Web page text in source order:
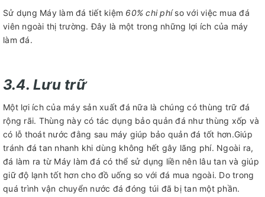
Sử dụng Máy làm đá tiết kiệm 60% chi phíso với việc mua đá
viên ngoài thị trường. Đây là một trong những lợi ích của máy
làm đá.
3.4. Lưu trữ
Một lợi ích của máy sản xuất đá nữa là chúng có thùng trữ đá
rộng rãi. Thùng này có tác dụng bảo quản đá như thùng xốp và
có lỗ thoát nước đằng sau máy giúp bảo quản đá tốt hơn.Giúp
tránh đá tan nhanh khi dùng không hết gây lãng phí. Ngoài ra,
đá làm ra từ Máy làm đá có thể sử dụng liền nên lâu tan và giúp
giữ độ lạnh tốt hơn cho đồ uống so với đá mua ngoài. Do trong
quá trình vận chuyển nước đá đóng túi đã bị tan một phần.